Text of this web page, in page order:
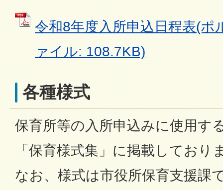
令和8年度入所申込日程表(ポ
ァイル: 108.7KB)
各種様式
保育所等の入所申込みに使用す
「保育様式集」に掲載しており
なお、様式は市役所保育支援課